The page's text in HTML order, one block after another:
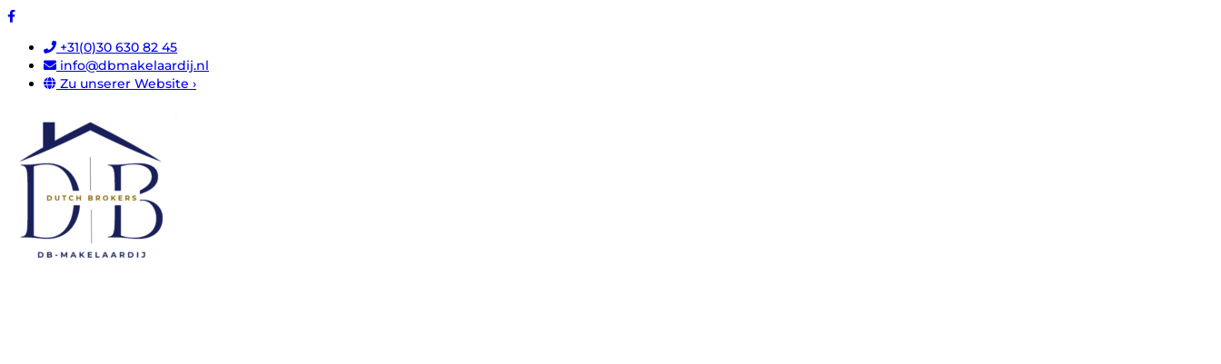
+31(0)30 630 82 45
info@dbmakelaardij.nl
Zu unserer Website ›